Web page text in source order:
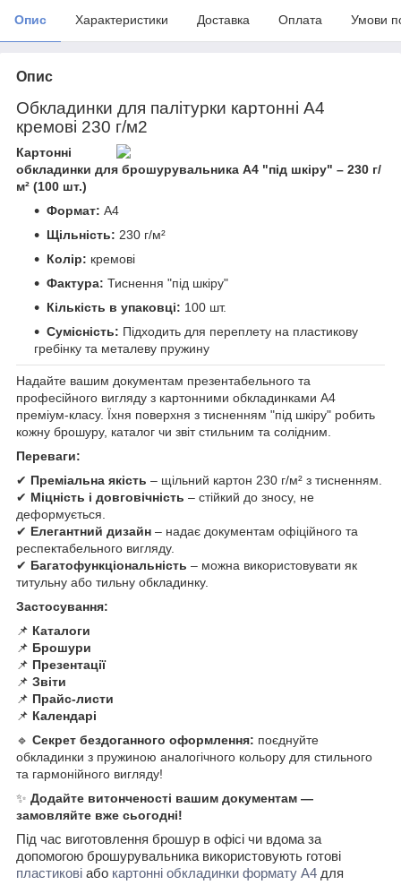
Опис Характеристики Доставка Оплата Умови
Опис
Обкладинки для палітурки картонні А4
кремові 230 г/м2
Картонні
обкладинки для брошурувальника А4 "під шкіру" – 230 г/
м² (100 шт.)
Формат: A4
Щільність: 230 г/м²
Колір: кремові
Фактура: Тиснення "під шкіру"
Кількість в упаковці: 100 шт.
Сумісність: Підходить для переплету на пластикову
гребінку та металеву пружину
Надайте вашим документам презентабельного та
професійного вигляду з картонними обкладинками A4
преміум-класу. Їхня поверхня з тисненням "під шкіру" робить
кожну брошуру, каталог чи звіт стильним та солідним.
Переваги:
✔ Преміальна якість – щільний картон 230 г/м² з тисненням.
✔ Міцність і довговічність – стійкий до зносу, не
деформується.
✔ Елегантний дизайн – надає документам офіційного та
респектабельного вигляду.
✔ Багатофункціональність – можна використовувати як
титульну або тильну обкладинку.
Застосування:
📌 Каталоги
📌 Брошури
📌 Презентації
📌 Звіти
📌 Прайс-листи
📌 Календарі
🔹 Секрет бездоганного оформлення: поєднуйте
обкладинки з пружиною аналогічного кольору для стильного
та гармонійного вигляду!
✨ Додайте витонченості вашим документам —
замовляйте вже сьогодні!
Під час виготовлення брошур в офісі чи вдома за
допомогою брошурувальника використовують готові
пластикові або картонні обкладинки формату А4 для